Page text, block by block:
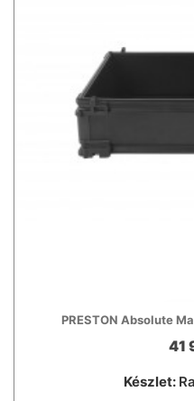
PRESTON Absolute
41
Készlet: